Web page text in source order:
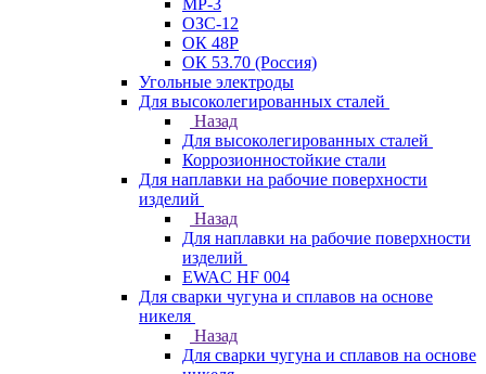
МР-3
ОЗС-12
ОК 48Р
ОК 53.70 (Россия)
Угольные электроды
Для высоколегированных сталей
Назад
Для высоколегированных сталей
Коррозионностойкие стали
Для наплавки на рабочие поверхности
изделий
Назад
Для наплавки на рабочие поверхности
изделий
EWAC HF 004
Для сварки чугуна и сплавов на основе
никеля
Назад
Для сварки чугуна и сплавов на основе